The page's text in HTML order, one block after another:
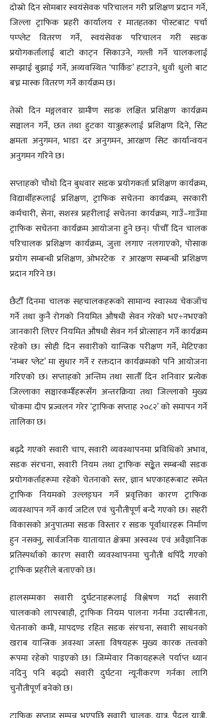
दोस्रो दिन सोमबार स्वयंसेवक परिचालन गरी प्रशिक्षण प्रदान गर्ने,
जिल्ला ट्राफिक प्रहरी कार्यालय र मातहतका पोस्टबाट पर्चा
पम्प्लेट वितरण गर्ने, स्वयंसेवक परिचालन गरी सडक
प्रयोगकर्तालाई बाटो काट्न सिकाउने, गल्ती गर्ने चालकलाई
सम्झाई बुझाई गर्ने, अव्यवस्थित ‘पार्किङ’ हटाउने, धुवाँ धुलो बाट
बच्न मास्क वितरण गर्ने कार्यक्रम छ।
तेस्रो दिन मङ्गलवार ग्रामीण सडक लक्षित प्रशिक्षण कार्यक्रम
सञ्चालन गर्ने, छत तथा हुटका यात्रुहरूलाई प्रशिक्षण दिने, सिट
क्षमता अनुगमन, भाडा दर अनुगमन, आरक्षण सिट कार्यान्वयन
अनुगमन गरिने छ।
सप्ताहको चौथो दिन बुधवार सडक प्रयोगकर्ता प्रशिक्षण कार्यक्रम,
विद्यार्थीहरूलाई प्रशिक्षण, ट्राफिक सचेतना कार्यक्रम, सरकारी
कर्मचारी, सेना, सशस्त्र प्रहरीलाई सचेतना कार्यक्रम, गाउँ–गाउँमा
ट्राफिक सचेतना कार्यक्रम आयोजना हुने छन्। पाँचौँ दिन चालक
परिचालक प्रशिक्षण कार्यक्रम, जुत्ता लगाए नलगाएको, पोसाक
प्रयोग सम्बन्धी प्रशिक्षण, ओभरटेक र आरक्षण सम्बन्धी प्रशिक्षण
प्रदान गरिने छ।
छैटौँ दिनमा चालक सहचालकहरूको सामान्य स्वास्थ्य चेकजाँच
गर्ने तथा कुनै रोगको नियमित औषधी सेवन गरेको भए÷नभएको
जानकारी लिएर नियमित औषधी सेवन गर्न प्रोत्साहन गर्ने कार्यक्रम
रहेको छ। सोही दिन सवारीको यान्त्रिक परीक्षण गर्ने, मेटिएका
‘नम्बर प्लेट’ मा सुधार गर्ने र रक्तदान कार्यक्रमको पनि आयोजना
गरिएको छ। सप्ताहको अन्तिम तथा सातौँ दिन शनिवार प्रत्येक
जिल्लाका सञ्चारकर्मीहरूसँग अन्तरक्रिया तथा जिल्लाको मुख्य
चोकमा दीप प्रज्वलन गरेर ‘ट्राफिक सप्ताह २०८२’ को समापन गर्ने
तालिका छ।
बढ्दै गएको सवारी चाप, सवारी व्यवस्थापनमा प्रविधिको अभाव,
सडक संरचना, सवारी नियम तथा ट्राफिक सङ्केत सम्बन्धी सडक
प्रयोगकर्ताहरूमा रहेको चेतनाको स्तर, ज्ञान भएकाहरूबाट समेत
ट्राफिक नियमको उल्लङ्घन गर्ने प्रवृत्तिका कारण ट्राफिक
व्यवस्थापन गर्ने कार्य जटिल एवं चुनौतीपूर्ण बन्दै गएको छ। सहरी
विकासको अनुपातमा सडक विस्तार र सडक पूर्वाधारहरू निर्माण
हुन नसक्नु, सार्वजनिक यातायात क्षेत्रमा अस्वस्थ एवं अवैज्ञानिक
प्रतिस्पर्धाको कारण सवारी व्यवस्थापनमा चुनौती थपिँदै गएको
ट्राफिक प्रहरीले बताएको छ।
हालसम्मका सवारी दुर्घटनाहरूलाई विश्लेषण गर्दा सवारी
चालकको लापरबाही, ट्राफिक नियम पालना गर्नमा उदासीनता,
चेतनाको कमी, मापदण्ड रहित सडक संरचना, सवारी साधनको
खराब यान्त्रिक अवस्था जस्ता विषयहरू मुख्य कारक तत्त्वको
रूपमा रहेको पाइएको छ। जिम्मेवार निकायहरूले पर्याप्त ध्यान
नदिनु पनि बढ्दो सवारी दुर्घटना न्यूनीकरण गर्नका लागि
चुनौतीपूर्ण बनेको छ।